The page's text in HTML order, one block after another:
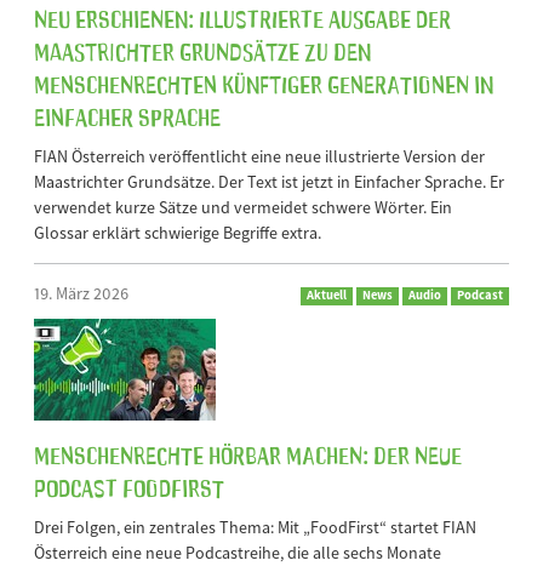
Neu erschienen: Illustrierte Ausgabe der
Maastrichter Grundsätze zu den
Menschenrechten künftiger Generationen in
Einfacher Sprache
FIAN Österreich veröffentlicht eine neue illustrierte Version der
Maastrichter Grundsätze. Der Text ist jetzt in Einfacher Sprache. Er
verwendet kurze Sätze und vermeidet schwere Wörter. Ein
Glossar erklärt schwierige Begriffe extra.
19. März 2026 Aktuell News Audio Podcast
Menschenrechte hörbar machen: Der neue
Podcast FoodFirst
Drei Folgen, ein zentrales Thema: Mit „FoodFirst“ startet FIAN
Österreich eine neue Podcastreihe, die alle sechs Monate